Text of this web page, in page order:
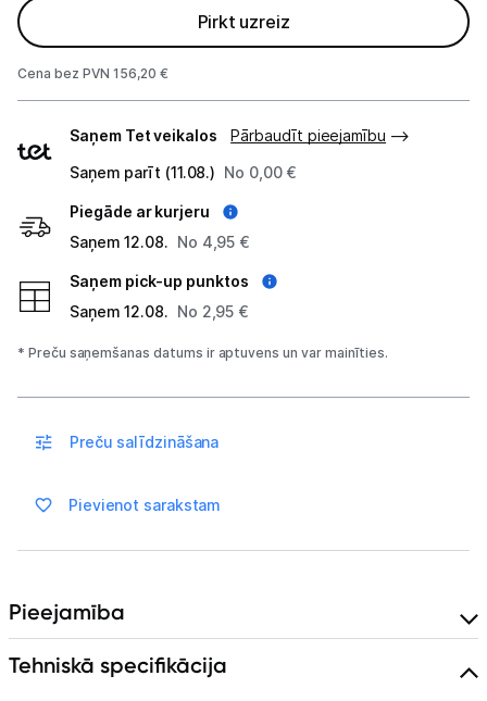
Biroja piederumi
Telefoni, planšetdatori
Telefoni un aksesuāri
Mobilie telefoni un viedtālruņi
Telefona vāciņi un maciņi
Aizsargstikli
Atmiņas kartes
Brīvroku austiņas
Piederumi
Stacionārie un bezvadu telefoni
Pirkt uzreiz
Cena bez PVN 156,20 €
veidi
Saņem Tet veikalos
Pārbaudīt pieejamību
Saņem parīt (11.08.) No 0,00 €
Piegāde ar kurjeru
Saņem 12.08. No 4,95 €
Saņem pick-up punktos
Saņem 12.08. No 2,95 €
* Preču saņemšanas datums ir aptuvens un var mainīties.
Preču salīdzināšana
Pievienot sarakstam
Pieejamība
Tehniskā specifikācija